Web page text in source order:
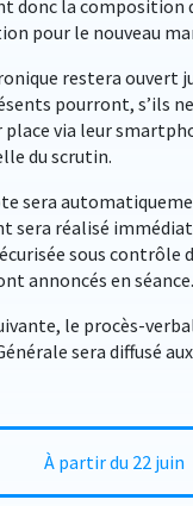
donc la composition
pour le nouveau
restera ouvert
pourront, s’ils
via leur
du scrutin.
sera
sera réalisé
sous contrôle
annoncés en séance.
le procès-
sera diffusé
À partir du 22 juin